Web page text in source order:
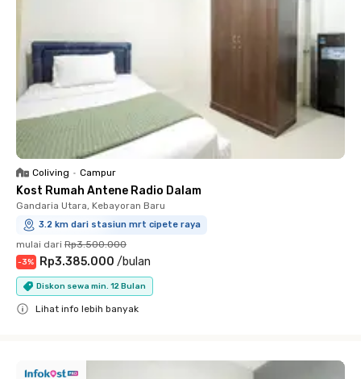
Coliving • Campur
Kost Rumah Antene Radio Dalam
Gandaria Utara, Kebayoran Baru
3.2 km dari stasiun mrt cipete raya
mulai dari Rp3.500.000
-3% Rp3.385.000 /bulan
Diskon sewa min. 12 Bulan
Lihat info lebih banyak